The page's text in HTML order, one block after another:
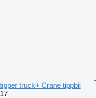
tipper truck+ Crane tippbil
17